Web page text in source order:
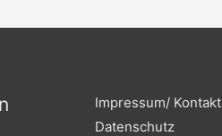
o r
Impressum/ Kontakt
Datenschutz